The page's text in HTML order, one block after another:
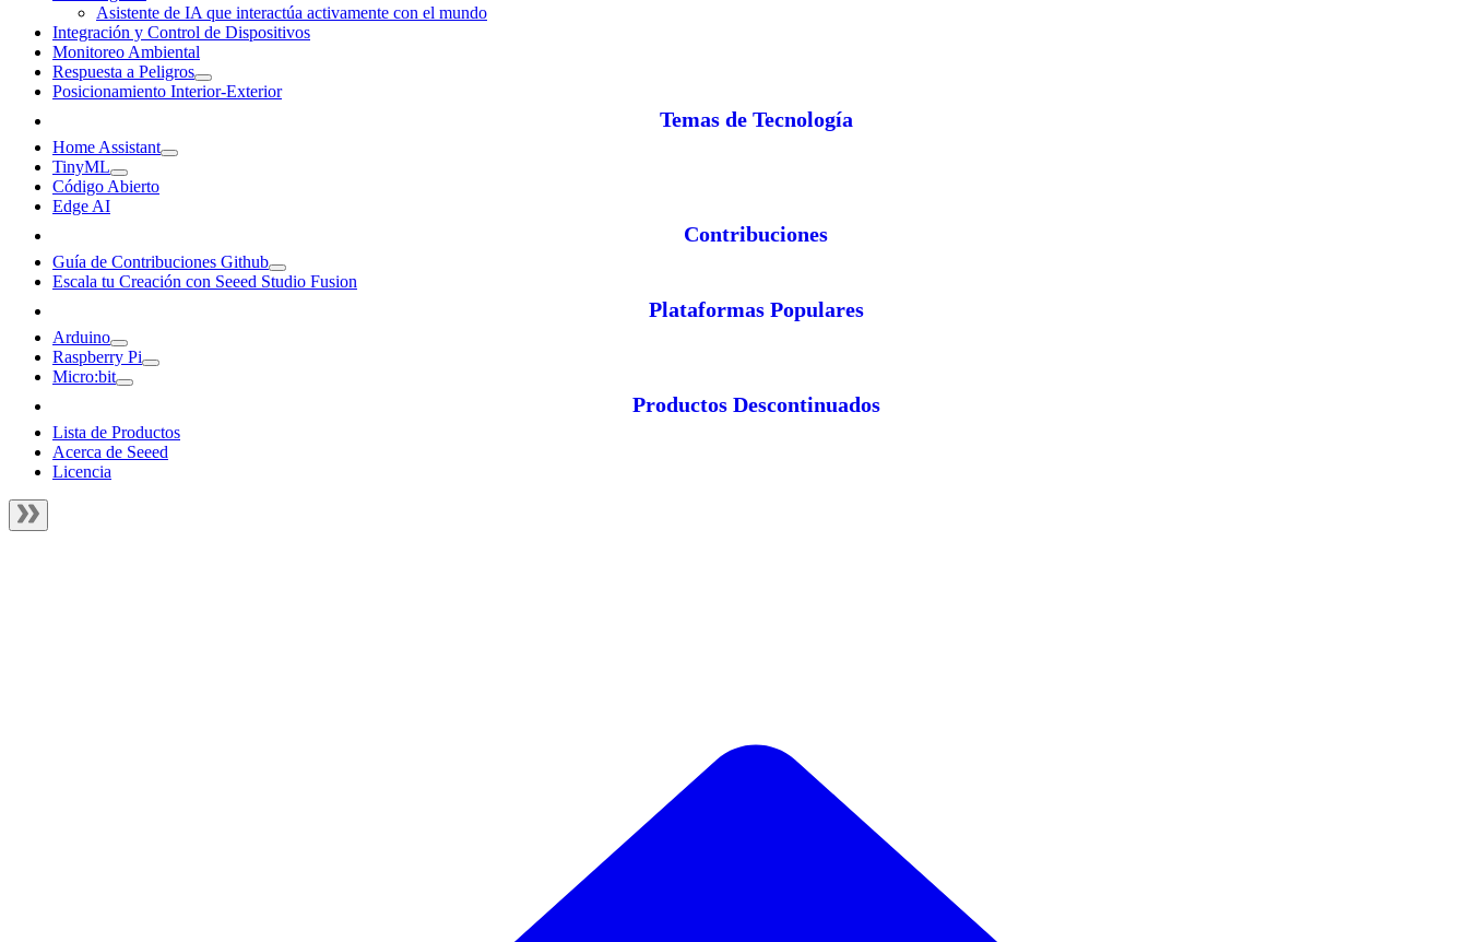
Asistente de IA que interactúa activamente con el mundo
Integración y Control de Dispositivos
Monitoreo Ambiental
Respuesta a Peligros
Posicionamiento Interior-Exterior
Temas de Tecnología
Home Assistant
TinyML
Código Abierto
Edge AI
Contribuciones
Guía de Contribuciones Github
Escala tu Creación con Seeed Studio Fusion
Plataformas Populares
Arduino
Raspberry Pi
Micro:bit
Productos Descontinuados
Lista de Productos
Acerca de Seeed
Licencia